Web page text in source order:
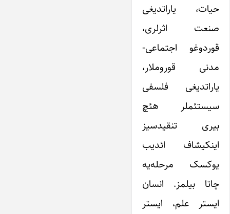
حیات، یاراتدیغی
صنعت اثرلری،
قوردوغو اجتماعی-
مدنی قوروملار،
یاراتدیغی فلسفی
‌سیستئملر هئچ
بیری تنقید‌سیز
اینکیشاف ائدیب
یوکسک مرحله‌یه
چاتا بیلمز. انسان
ایستر علم، ایستر